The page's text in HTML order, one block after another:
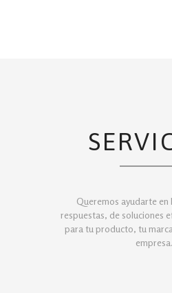
Queremos ayudarte en
respuestas, de soluciones
para tu producto, tu
empresa.